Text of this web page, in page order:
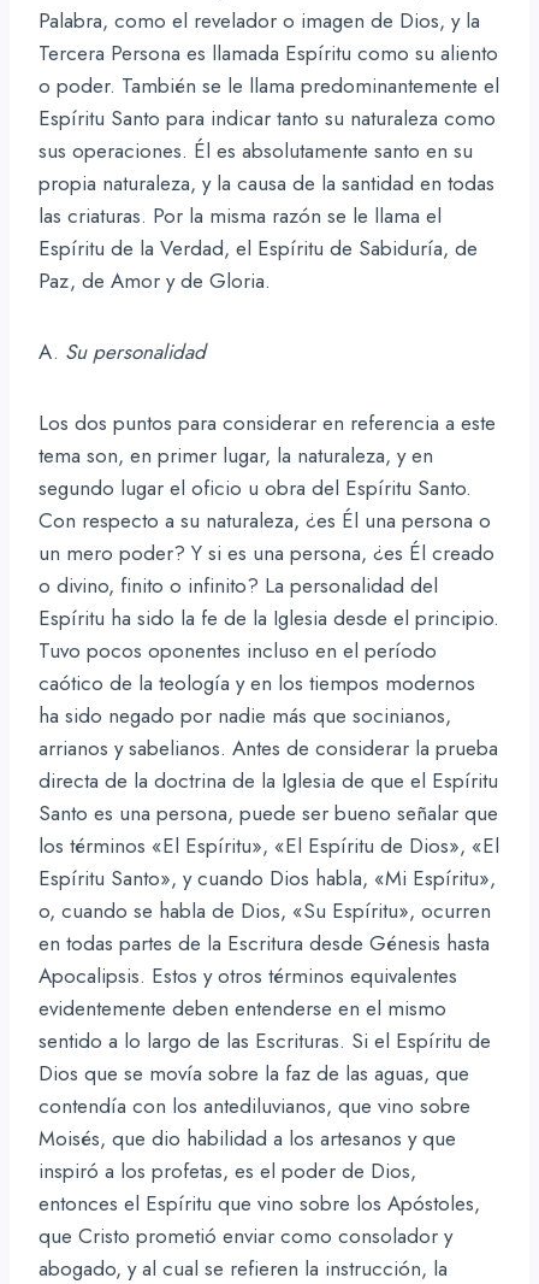
Palabra, como el revelador o imagen de Dios, y la
Tercera Persona es llamada Espíritu como su aliento
o poder. También se le llama predominantemente el
Espíritu Santo para indicar tanto su naturaleza como
sus operaciones. Él es absolutamente santo en su
propia naturaleza, y la causa de la santidad en todas
las criaturas. Por la misma razón se le llama el
Espíritu de la Verdad, el Espíritu de Sabiduría, de
Paz, de Amor y de Gloria.
A. Su personalidad
Los dos puntos para considerar en referencia a este
tema son, en primer lugar, la naturaleza, y en
segundo lugar el oficio u obra del Espíritu Santo.
Con respecto a su naturaleza, ¿es Él una persona o
un mero poder? Y si es una persona, ¿es Él creado
o divino, finito o infinito? La personalidad del
Espíritu ha sido la fe de la Iglesia desde el principio.
Tuvo pocos oponentes incluso en el período
caótico de la teología y en los tiempos modernos
ha sido negado por nadie más que socinianos,
arrianos y sabelianos. Antes de considerar la prueba
directa de la doctrina de la Iglesia de que el Espíritu
Santo es una persona, puede ser bueno señalar que
los términos «El Espíritu», «El Espíritu de Dios», «El
Espíritu Santo», y cuando Dios habla, «Mi Espíritu»,
o, cuando se habla de Dios, «Su Espíritu», ocurren
en todas partes de la Escritura desde Génesis hasta
Apocalipsis. Estos y otros términos equivalentes
evidentemente deben entenderse en el mismo
sentido a lo largo de las Escrituras. Si el Espíritu de
Dios que se movía sobre la faz de las aguas, que
contendía con los antediluvianos, que vino sobre
Moisés, que dio habilidad a los artesanos y que
inspiró a los profetas, es el poder de Dios,
entonces el Espíritu que vino sobre los Apóstoles,
que Cristo prometió enviar como consolador y
abogado, y al cual se refieren la instrucción, la